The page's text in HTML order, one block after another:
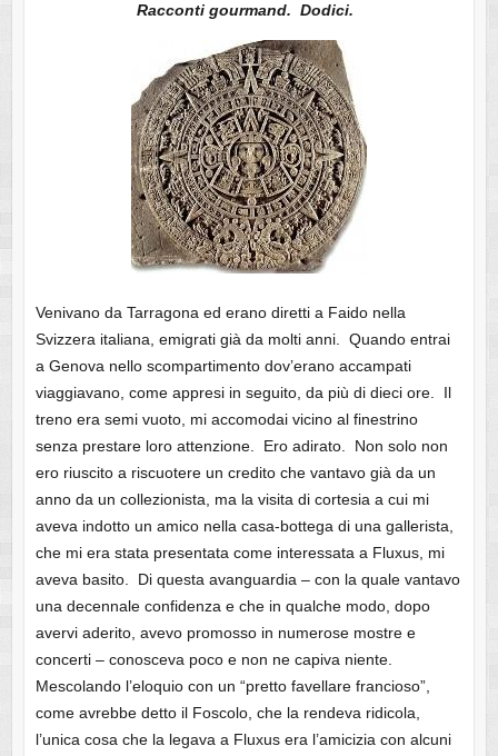
Racconti gourmand. Dodici.
Venivano da Tarragona ed erano diretti a Faido nella
Svizzera italiana, emigrati già da molti anni. Quando entrai
a Genova nello scompartimento dov’erano accampati
viaggiavano, come appresi in seguito, da più di dieci ore. Il
treno era semi vuoto, mi accomodai vicino al finestrino
senza prestare loro attenzione. Ero adirato. Non solo non
ero riuscito a riscuotere un credito che vantavo già da un
anno da un collezionista, ma la visita di cortesia a cui mi
aveva indotto un amico nella casa-bottega di una gallerista,
che mi era stata presentata come interessata a Fluxus, mi
aveva basito. Di questa avanguardia – con la quale vantavo
una decennale confidenza e che in qualche modo, dopo
avervi aderito, avevo promosso in numerose mostre e
concerti – conosceva poco e non ne capiva niente.
Mescolando l’eloquio con un “pretto favellare francioso”,
come avrebbe detto il Foscolo, che la rendeva ridicola,
l’unica cosa che la legava a Fluxus era l’amicizia con alcuni